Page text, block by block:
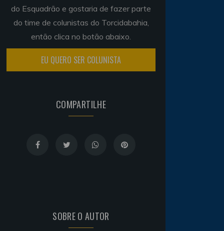
do Esquadrão e gostaria de fazer parte
do time de colunistas do Torcidabahia,
então clica no botão abaixo.
EU QUERO SER COLUNISTA
COMPARTILHE
SOBRE O AUTOR